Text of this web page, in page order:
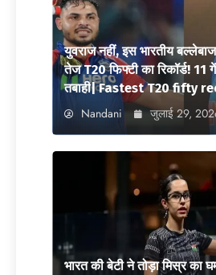
युवराज नहीं, इस भारतीय
तेज T20 फिफ्टी का रिकॉर्ड! 11
तबाही| Fastest T20 fifty
Nandani जुलाई 29,
भारत की बेटी ने तोड़ा मिस्र का